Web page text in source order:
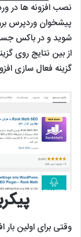
نصب افزونه ها در
پیشخوان وردپرس
از بین نتایج روی
گزینه فعال سازی